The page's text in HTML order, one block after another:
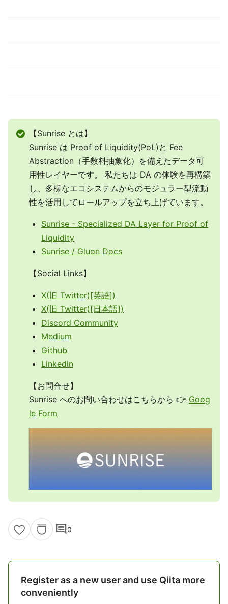
【Sunrise とは】
Sunrise は Proof of Liquidity(PoL)と Fee
Abstraction（手数料抽象化）を備えたデータ可
用性レイヤーです。 私たちは DA の体験を再構築
し、多様なエコシステムからのモジュラー型流動
性を活用してロールアップを立ち上げています。
Sunrise - Specialized DA Layer for Proof of
Liquidity
Sunrise / Gluon Docs
【Social Links】
X(旧 Twitter)[英語])
X(旧 Twitter)[日本語])
Discord Community
Medium
Github
Linkedin
【お問合せ】
Sunrise へのお問い合わせはこちらから 👉 Goog
le Form
comment0
Register as a new user and use Qiita more
conveniently